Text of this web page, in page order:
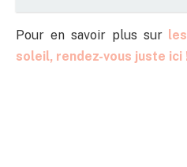
Pour en savoir plus sur
soleil, rendez-vous juste ici